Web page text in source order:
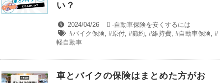
い？
2024/04/26 -自動車保険を安くするには
#バイク保険, #原付, #節約, #維持費, #自動車保険, #
軽自動車
車とバイクの保険はまとめた方がお